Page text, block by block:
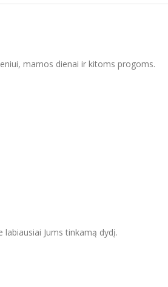
mamos dienai ir kitoms progoms.
Jums tinkamą dydį.